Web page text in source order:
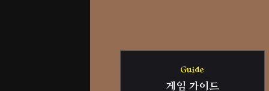
Guide
게임 가이드